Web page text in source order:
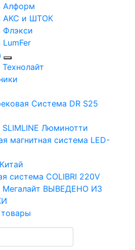
Алформ
АКС и ШТОК
Флэкси
Система DR S25
Люминотти
магнитная система LED-
система COLIBRI 220V
Мегалайт ВЫВЕДЕНО ИЗ